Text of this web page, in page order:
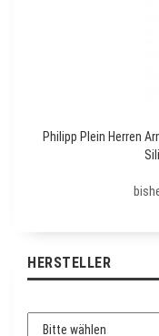
U
N
Philipp Plein Herren
HERSTELLER